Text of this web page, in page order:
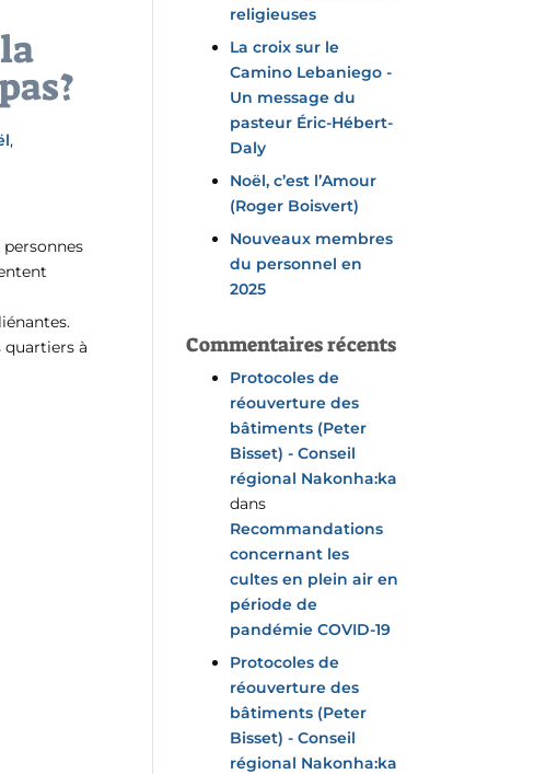
,
quartiers à
religieuses
La croix sur le
Camino Lebaniego -
Un message du
pasteur Éric-Hébert-
Daly
Noël, c’est l’Amour
(Roger Boisvert)
Nouveaux membres
du personnel en
2025
Commentaires récents
Protocoles de
réouverture des
bâtiments (Peter
Bisset) - Conseil
régional Nakonha:ka
dans
Recommandations
concernant les
cultes en plein air en
période de
pandémie COVID-19
Protocoles de
réouverture des
bâtiments (Peter
Bisset) - Conseil
régional Nakonha:ka